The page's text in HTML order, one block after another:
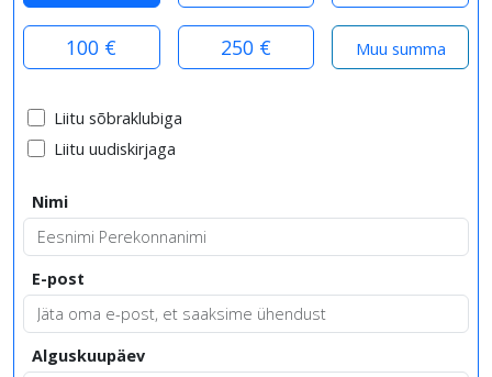
100 € 250 €
Liitu sõbraklubiga
Liitu uudiskirjaga
Nimi
E-post
Alguskuupäev